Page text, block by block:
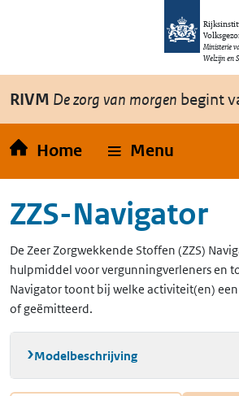
Overslaan en naar de inhoud gaan
Ministerie
Welzijn en
RIVM De zorg van morgen begint
Home Menu
ZZS-Navigator
De Zeer Zorgwekkende Stoffen (ZZS)
hulpmiddel voor vergunningverleners en
Navigator toont bij welke activiteit(en)
of geëmitteerd.
Modelbeschrijving